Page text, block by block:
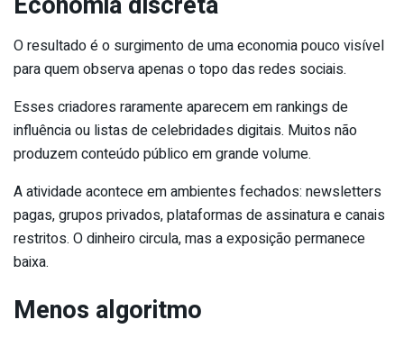
O resultado é o surgimento de uma economia pouco visível
para quem observa apenas o topo das redes sociais.
Esses criadores raramente aparecem em rankings de
influência ou listas de celebridades digitais. Muitos não
produzem conteúdo público em grande volume.
A atividade acontece em ambientes fechados: newsletters
pagas, grupos privados, plataformas de assinatura e canais
restritos. O dinheiro circula, mas a exposição permanece
baixa.
Menos algoritmo